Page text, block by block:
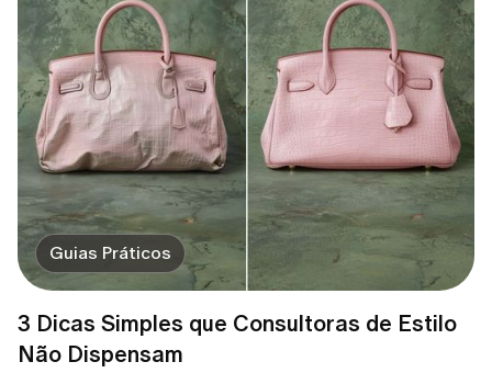
Guias Práticos
3 Dicas Simples que Consultoras de Estilo
Não Dispensam